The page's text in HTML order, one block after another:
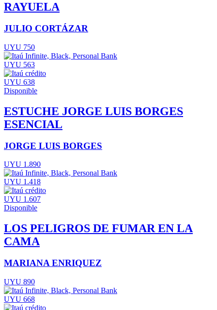
RAYUELA
JULIO CORTÁZAR
UYU 750
UYU 563
UYU 638
Disponible
ESTUCHE JORGE LUIS BORGES
ESENCIAL
JORGE LUIS BORGES
UYU 1.890
UYU 1.418
UYU 1.607
Disponible
LOS PELIGROS DE FUMAR EN LA
CAMA
MARIANA ENRIQUEZ
UYU 890
UYU 668